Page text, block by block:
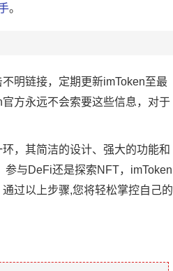
。
明链接，定期更新imToken至最
方永远不会索要这些信息，对于
，其简洁的设计、强大的功能和
与DeFi还是探索NFT，imToken
过以上步骤,您将轻松掌控自己的